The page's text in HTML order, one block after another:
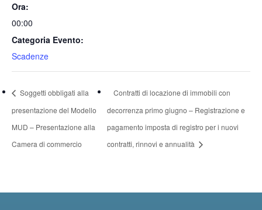
Ora:
00:00
Categoria Evento:
Scadenze
Soggetti obbligati alla
presentazione del Modello
MUD – Presentazione alla
Camera di commercio
Contratti di locazione di immobili con
decorrenza primo giugno – Registrazione e
pagamento imposta di registro per i nuovi
contratti, rinnovi e annualità